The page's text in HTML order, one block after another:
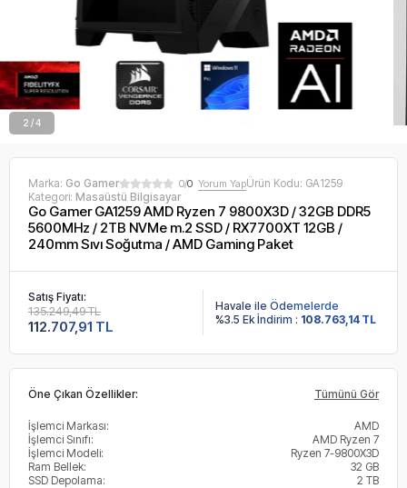
2 / 4
Marka: Go Gamer 0/0 Yorum YapÜrün Kodu: GA1259
Kategori: Masaüstü Bilgisayar
Go Gamer GA1259 AMD Ryzen 7 9800X3D / 32GB DDR5
5600MHz / 2TB NVMe m.2 SSD / RX7700XT 12GB /
240mm Sıvı Soğutma / AMD Gaming Paket
Satış Fiyatı:
112.707,91 TL
135.249,49 TL
Havale ile Ödemelerde
%3.5 Ek İndirim : 108.763,14 TL
Öne Çıkan Özellikler: Tümünü Gör
İşlemci Markası:
AMD
İşlemci Sınıfı:
AMD Ryzen 7
İşlemci Modeli:
Ryzen 7-9800X3D
Ram Bellek:
32 GB
SSD Depolama:
2 TB